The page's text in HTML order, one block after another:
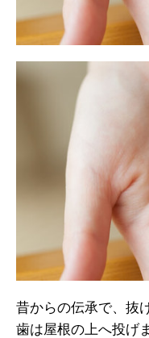
昔からの伝承で、抜
歯は屋根の上へ投げ